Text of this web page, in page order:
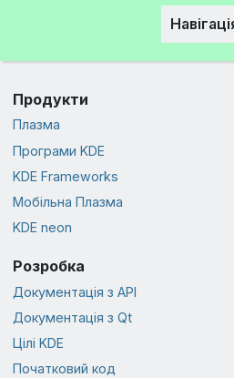
Продукти
Плазма
Програми KDE
KDE Frameworks
Мобільна Плазма
KDE neon
Розробка
Документація з API
Документація з Qt
Цілі KDE
Початковий код